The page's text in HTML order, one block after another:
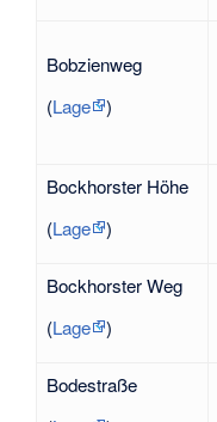
Bobzienweg
(Lage )
Bockhorster Höhe
(Lage )
Bockhorster Weg
(Lage )
Bodestraße